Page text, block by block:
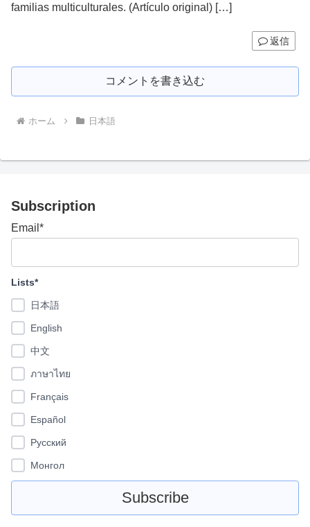
familias multiculturales. (Artículo original) […]
返信
コメントを書き込む
ホーム 日本語
Subscription
Email*
Lists*
日本語
English
中文
ภาษาไทย
Français
Español
Pусский
Монгол